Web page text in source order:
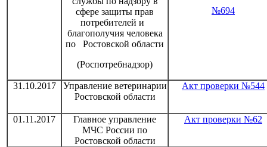
сфере защиты прав
потребителей и
благополучия человека
по Ростовской области
(Роспотребнадзор)
№694
31.10.2017
Управление ветеринарии
Ростовской области
Акт проверки №544
01.11.2017
Главное управление
МЧС России по
Ростовской области
Акт проверки №62